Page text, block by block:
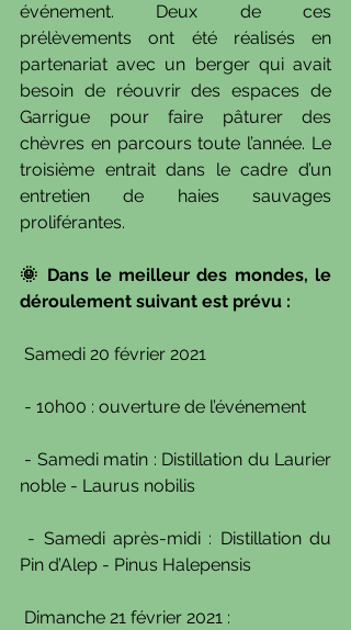
événement. Deux de ces
prélèvements ont été réalisés en
partenariat avec un berger qui avait
besoin de réouvrir des espaces de
Garrigue pour faire pâturer des
chèvres en parcours toute l’année. Le
troisième entrait dans le cadre d’un
entretien de haies sauvages
proliférantes.
🌞 Dans le meilleur des mondes, le
déroulement suivant est prévu :
Samedi 20 février 2021
- 10h00 : ouverture de l’événement
noble - Laurus nobilis
Pin d’Alep - Pinus Halepensis
Dimanche 21 février 2021 :